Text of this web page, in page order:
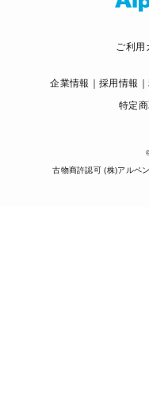
ご利用
企業情報 採用情報
特定
古物商許認可 (株)アル